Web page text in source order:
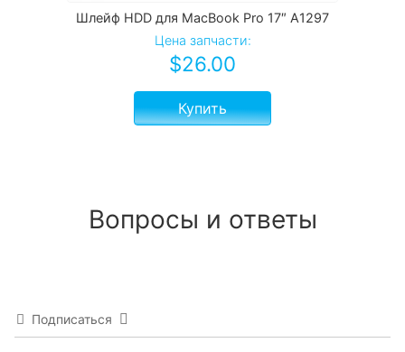
Шлейф HDD для MacBook Pro 17″ A1297
Цена запчасти:
$26.00
Купить
Вопросы и ответы
Подписаться